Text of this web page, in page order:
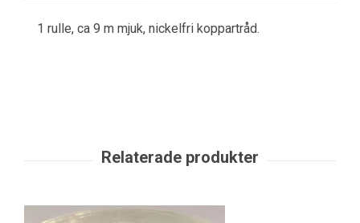
1 rulle, ca 9 m mjuk, nickelfri koppartråd.